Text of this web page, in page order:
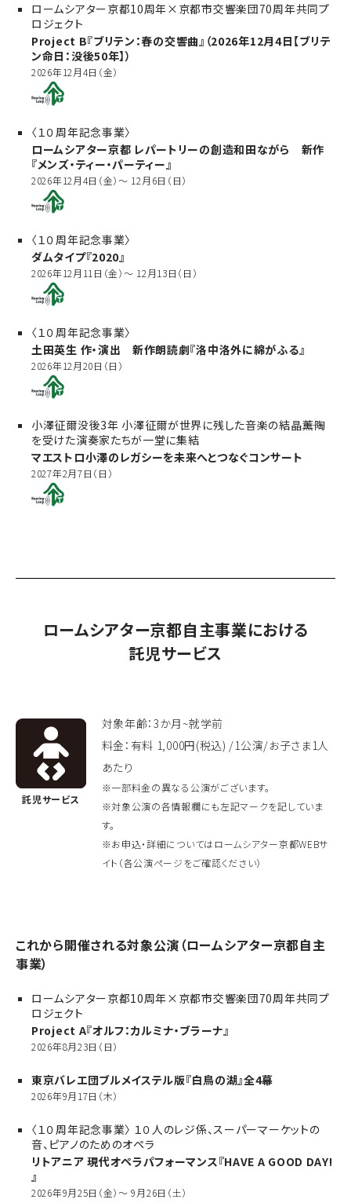
ロームシアター京都10周年×京都市交響楽団70周年共同プ
ロジェクト
Project B『ブリテン：春の交響曲』（2026年12月4日【ブリテ
ン命日：没後50年】）
2026年12月4日（金）
〈１０周年記念事業〉
ロームシアター京都 レパートリーの創造和田ながら 新作
『メンズ・ティー・パーティー』
2026年12月4日（金）～ 12月6日（日）
〈１０周年記念事業〉
ダムタイプ『2020』
2026年12月11日（金）～ 12月13日（日）
〈１０周年記念事業〉
土田英生 作・演出 新作朗読劇『洛中洛外に綿がふる』
2026年12月20日（日）
小澤征爾没後3年 小澤征爾が世界に残した音楽の結晶――薫陶
を受けた演奏家たちが一堂に集結
マエストロ小澤のレガシーを未来へとつなぐコンサート
2027年2月7日（日）
ロームシアター京都自主事業における
託児サービス
託児サービス
対象年齢：3か月~就学前
料金：有料 1,000円(税込) /1公演/お子さま1人
あたり
※一部料金の異なる公演がございます。
※対象公演の各情報欄にも左記マークを記していま
す。
※お申込・詳細についてはロームシアター京都WEBサ
イト（各公演ページをご確認ください）
これから開催される対象公演（ロームシアター京都自主
事業）
ロームシアター京都10周年×京都市交響楽団70周年共同プ
ロジェクト
Project A『オルフ：カルミナ・ブラーナ』
2026年8月23日（日）
東京バレエ団ブルメイステル版『白鳥の湖』全4幕
2026年9月17日（木）
〈１０周年記念事業〉 １０人のレジ係、スーパーマーケットの
音、ピアノのためのオペラ
リトアニア 現代オペラパフォーマンス『HAVE A GOOD DAY!
』
2026年9月25日（金）～ 9月26日（土）